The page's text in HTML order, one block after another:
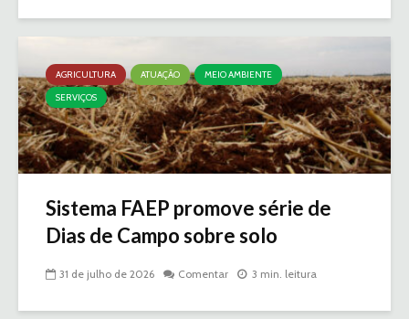
AGRICULTURA ATUAÇÃO
MEIO AMBIENTE
SERVIÇOS
Sistema FAEP promove série de
Dias de Campo sobre solo
31 de julho de 2026 Comentar 3 min. leitura